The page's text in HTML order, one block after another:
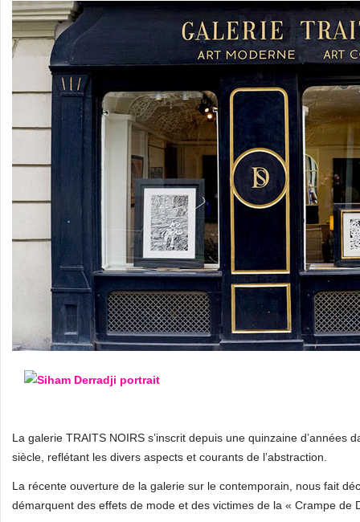
La galerie TRAITS NOIRS s’inscrit depuis une quinzaine
siècle, reflétant les divers aspects et courants de l’abstraction.
La récente ouverture de la galerie sur le contemporain, nous fait
démarquent des effets de mode et des victimes de la « Crampe de